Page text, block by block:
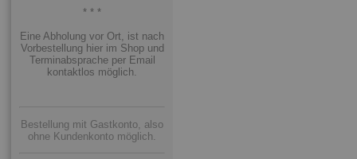
* * *
Eine Abholung vor Ort, ist nach
Vorbestellung hier im Shop und
Terminabsprache per Email
kontaktlos möglich.
Bestellung mit Gastkonto, also
ohne Kundenkonto möglich.